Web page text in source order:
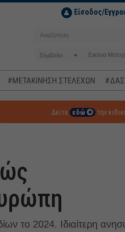
Είσοδος/
Σύμβολο
#ΜΕΤΑΚΙΝΗΣΗ ΣΤΕΛΕΧΩΝ
Δείτε εδώ την
το 2024. Ιδιαίτερη